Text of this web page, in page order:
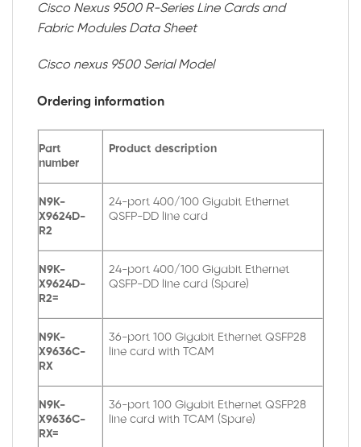
Cisco Nexus 9500 R-Series Line Cards and
Fabric Modules Data Sheet
Cisco nexus 9500 Serial Model
Ordering information
Part
number
Product description
N9K-
X9624D-
R2
24-port 400/100 Gigabit Ethernet
QSFP-DD line card
N9K-
X9624D-
R2=
24-port 400/100 Gigabit Ethernet
QSFP-DD line card (Spare)
N9K-
X9636C-
RX
36-port 100 Gigabit Ethernet QSFP28
line card with TCAM
N9K-
X9636C-
RX=
36-port 100 Gigabit Ethernet QSFP28
line card with TCAM (Spare)